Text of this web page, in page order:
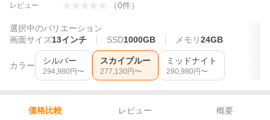
レビュー （0件）
選択中のバリエーション
画面サイズ13インチ SSD1000GB メモリ24GB
カラー シルバー
294,980 円〜
スカイブルー
277,130 円〜
ミッドナイト
280,980 円〜
価格比較 レビュー
概要